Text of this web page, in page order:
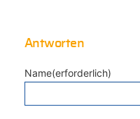
Antworten
Name(erforderlich)